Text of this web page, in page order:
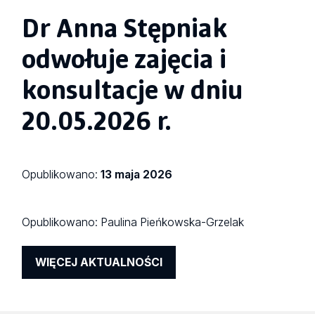
Dr Anna Stępniak
odwołuje zajęcia i
konsultacje w dniu
20.05.2026 r.
Opublikowano:13 maja 2026
Opublikowano: Paulina Pieńkowska-Grzelak
WIĘCEJ AKTUALNOŚCI